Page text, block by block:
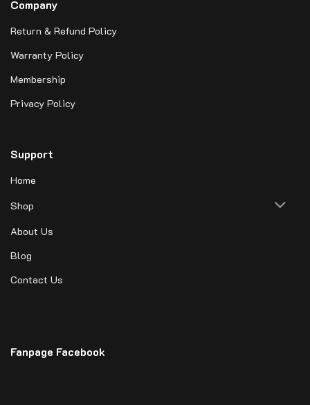
Company
Return & Refund Policy
Warranty Policy
Membership
Privacy Policy
Support
Home
Shop
About Us
Blog
Contact Us
Fanpage Facebook